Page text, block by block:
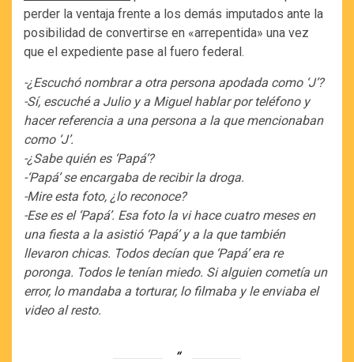
perder la ventaja frente a los demás imputados ante la
posibilidad de convertirse en «arrepentida» una vez
que el expediente pase al fuero federal.
-¿Escuchó nombrar a otra persona apodada como ‘J’?
-Sí, escuché a Julio y a Miguel hablar por teléfono y
hacer referencia a una persona a la que mencionaban
como ‘J’.
-¿Sabe quién es ‘Papá’?
-‘Papá’ se encargaba de recibir la droga.
-Mire esta foto, ¿lo reconoce?
-Ese es el ‘Papá’. Esa foto la vi hace cuatro meses en
una fiesta a la asistió ‘Papá’ y a la que también
llevaron chicas. Todos decían que ‘Papá’ era re
poronga. Todos le tenían miedo. Si alguien cometía un
error, lo mandaba a torturar, lo filmaba y le enviaba el
video al resto.